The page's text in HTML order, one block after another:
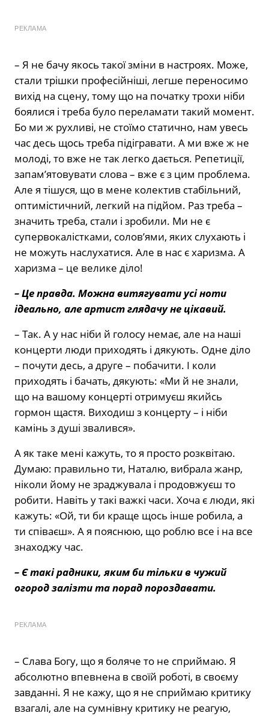
РЕКЛАМА
– Я не бачу якось такої зміни в настроях. Може,
стали трішки професійніші, легше переносимо
вихід на сцену, тому що на початку трохи ніби
боялися і треба було переламати такий момент.
Бо ми ж рухливі, не стоїмо статично, нам увесь
час десь щось треба підігравати. А ми вже ж не
молоді, то вже не так легко дається. Репетиції,
запам’ятовувати слова – вже є з цим проблема.
Але я тішуся, що в мене колектив стабільний,
оптимістичний, легкий на підйом. Раз треба –
значить треба, стали і зробили. Ми не є
супервокалістками, солов’ями, яких слухають і
не можуть наслухатися. Але в нас є харизма. А
харизма – це велике діло!
– Це правда. Можна витягувати усі ноти
ідеально, але артист глядачу не цікавий.
– Так. А у нас ніби й голосу немає, але на наші
концерти люди приходять і дякують. Одне діло
– почути десь, а друге – побачити. І коли
приходять і бачать, дякують: «Ми й не знали,
що на вашому концерті отримуєш якийсь
гормон щастя. Виходиш з концерту – і ніби
камінь з душі звалився».
А як таке мені кажуть, то я просто розквітаю.
Думаю: правильно ти, Наталю, вибрала жанр,
ніколи йому не зраджувала і продовжуєш то
робити. Навіть у такі важкі часи. Хоча є люди, які
кажуть: «Ой, ти би краще щось інше робила, а
ти співаєш». А я пояснюю, що роблю все і на все
знаходжу час.
– Є такі радники, яким би тільки в чужий
огород залізти та порад пороздавати.
РЕКЛАМА
– Слава Богу, що я боляче то не сприймаю. Я
абсолютно впевнена в своїй роботі, в своєму
завданні. Я не кажу, що я не сприймаю критику
взагалі, але на сумнівну критику не реагую,